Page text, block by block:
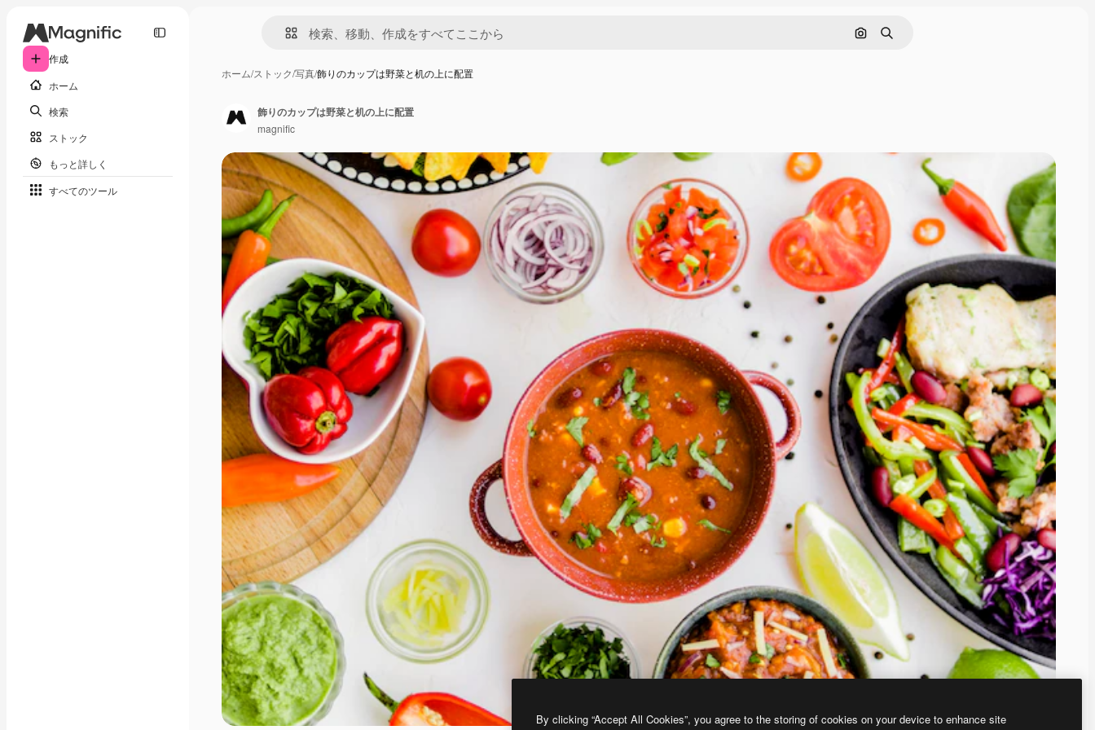
作成
ホーム
検索
ストック
もっと詳しく
すべてのツール
画像で検索
検索
ホーム/ストック/写真/飾りのカップは野菜と机の上に配置
飾りのカップは野菜と机の上に配置
magnific
By clicking “Accept All Cookies”, you agree to the storing of cookies on your device to enhance site